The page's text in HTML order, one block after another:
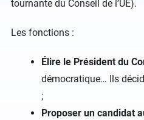
tournante du Conseil de l’UE).
Les fonctions :
Élire le Président du
démocratique… Ils
;
Proposer un candidat